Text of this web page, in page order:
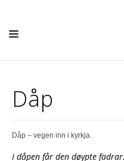
TRUSOPPLÆRING
SOKNA
Dåp
Dåp – vegen inn i kyrkja.
I dåpen får den døypte